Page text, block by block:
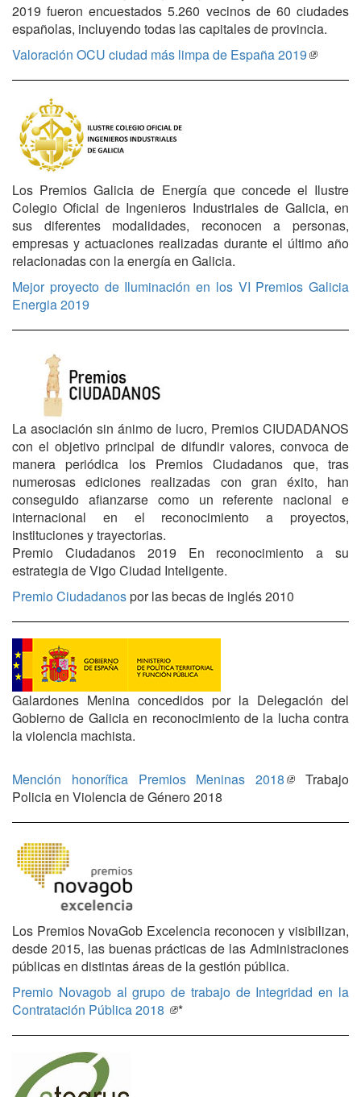
2019 fueron encuestados 5.260 vecinos de 60 ciudades
españolas, incluyendo todas las capitales de provincia.
Valoración OCU ciudad más limpa de España 2019
Los Premios Galicia de Energía que concede el Ilustre
Colegio Oficial de Ingenieros Industriales de Galicia, en
sus diferentes modalidades, reconocen a personas,
empresas y actuaciones realizadas durante el último año
relacionadas con la energía en Galicia.
Mejor proyecto de Iluminación en los VI Premios Galicia
Energia 2019
La asociación sin ánimo de lucro, Premios CIUDADANOS
con el objetivo principal de difundir valores, convoca de
manera periódica los Premios Ciudadanos que, tras
numerosas ediciones realizadas con gran éxito, han
conseguido afianzarse como un referente nacional e
internacional en el reconocimiento a proyectos,
instituciones y trayectorias.
Premio Ciudadanos 2019 En reconocimiento a su
estrategia de Vigo Ciudad Inteligente.
Premio Ciudadanospor las becas de inglés 2010
Galardones Menina concedidos por la Delegación del
Gobierno de Galicia en reconocimiento de la lucha contra
la violencia machista.
Mención honorífica Premios Meninas 2018
Trabajo
Policia en Violencia de Género 2018
Los Premios NovaGob Excelencia reconocen y visibilizan,
desde 2015, las buenas prácticas de las Administraciones
públicas en distintas áreas de la gestión pública.
Premio Novagob al grupo de trabajo de Integridad en la
Contratación Pública 2018
*